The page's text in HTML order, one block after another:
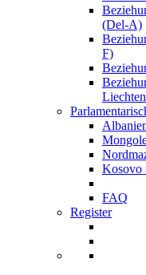
(Del-A)
F)
Kosovo
FAQ
Register